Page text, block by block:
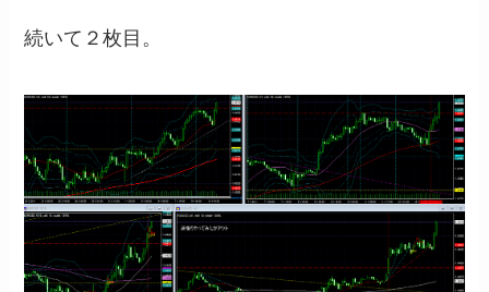
続いて２枚目。